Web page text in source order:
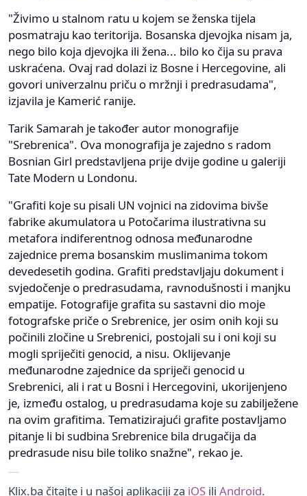
"Živimo u stalnom ratu u kojem se ženska tijela
posmatraju kao teritorija. Bosanska djevojka nisam ja,
nego bilo koja djevojka ili žena... bilo ko čija su prava
uskraćena. Ovaj rad dolazi iz Bosne i Hercegovine, ali
govori univerzalnu priču o mržnji i predrasudama",
izjavila je Kamerić ranije.
Tarik Samarah je također autor monografije
"Srebrenica". Ova monografija je zajedno s radom
Bosnian Girl predstavljena prije dvije godine u galeriji
Tate Modern u Londonu.
"Grafiti koje su pisali UN vojnici na zidovima bivše
fabrike akumulatora u Potočarima ilustrativna su
metafora indiferentnog odnosa međunarodne
zajednice prema bosanskim muslimanima tokom
devedesetih godina. Grafiti predstavljaju dokument i
svjedočenje o predrasudama, ravnodušnosti i manjku
empatije. Fotografije grafita su sastavni dio moje
fotografske priče o Srebrenice, jer osim onih koji su
počinili zločine u Srebrenici, postojali su i oni koji su
mogli spriječiti genocid, a nisu. Oklijevanje
međunarodne zajednice da spriječi genocid u
Srebrenici, ali i rat u Bosni i Hercegovini, ukorijenjeno
je, između ostalog, u predrasudama koje su zabilježene
na ovim grafitima. Tematizirajući grafite postavljamo
pitanje li bi sudbina Srebrenice bila drugačija da
predrasude nisu bile toliko snažne", rekao je.
Klix.ba čitajte i u našoj aplikaciji za iOS ili Android.